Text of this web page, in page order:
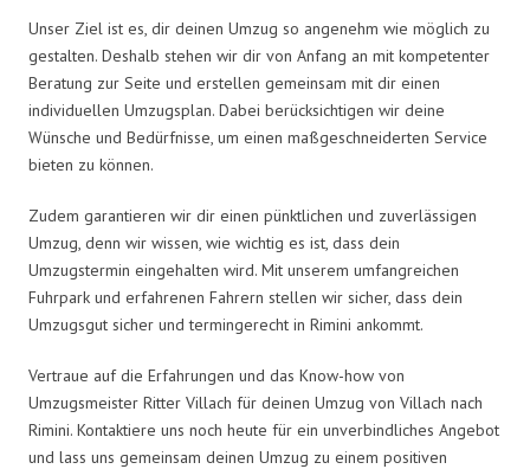
Unser Ziel ist es, dir deinen Umzug so angenehm wie möglich zu
gestalten. Deshalb stehen wir dir von Anfang an mit kompetenter
Beratung zur Seite und erstellen gemeinsam mit dir einen
individuellen Umzugsplan. Dabei berücksichtigen wir deine
Wünsche und Bedürfnisse, um einen maßgeschneiderten Service
bieten zu können.
Zudem garantieren wir dir einen pünktlichen und zuverlässigen
Umzug, denn wir wissen, wie wichtig es ist, dass dein
Umzugstermin eingehalten wird. Mit unserem umfangreichen
Fuhrpark und erfahrenen Fahrern stellen wir sicher, dass dein
Umzugsgut sicher und termingerecht in Rimini ankommt.
Vertraue auf die Erfahrungen und das Know-how von
Umzugsmeister Ritter Villach für deinen Umzug von Villach nach
Rimini. Kontaktiere uns noch heute für ein unverbindliches Angebot
und lass uns gemeinsam deinen Umzug zu einem positiven